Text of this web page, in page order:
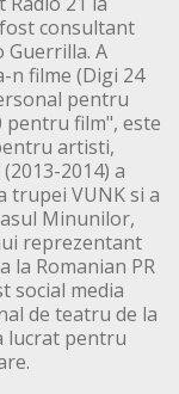
consultant
Guerrilla. A
n filme (Digi 24
pentru
pentru film", este
artisti,
2014) a
trupei VUNK si a
Minunilor,
reprezentant
Romanian PR
social media
de teatru de la
lucrat pentru